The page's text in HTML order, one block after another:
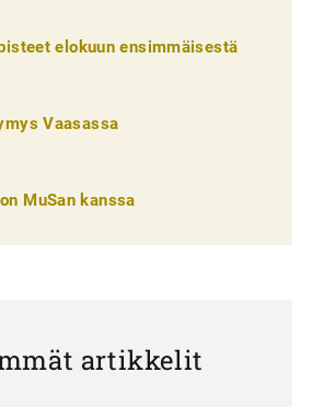
elokuun ensimmäisestä
Vaasassa
MuSan kanssa
artikkelit